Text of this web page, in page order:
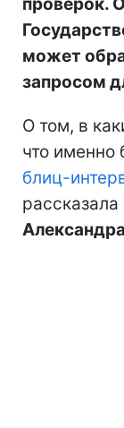
может
запросом
О том, в
что именно
блиц-
рассказала